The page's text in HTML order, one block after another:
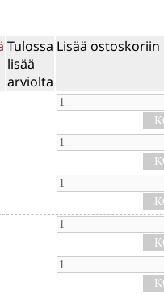
Tulossa
lisää
arviolta
Lisää ostoskoriin